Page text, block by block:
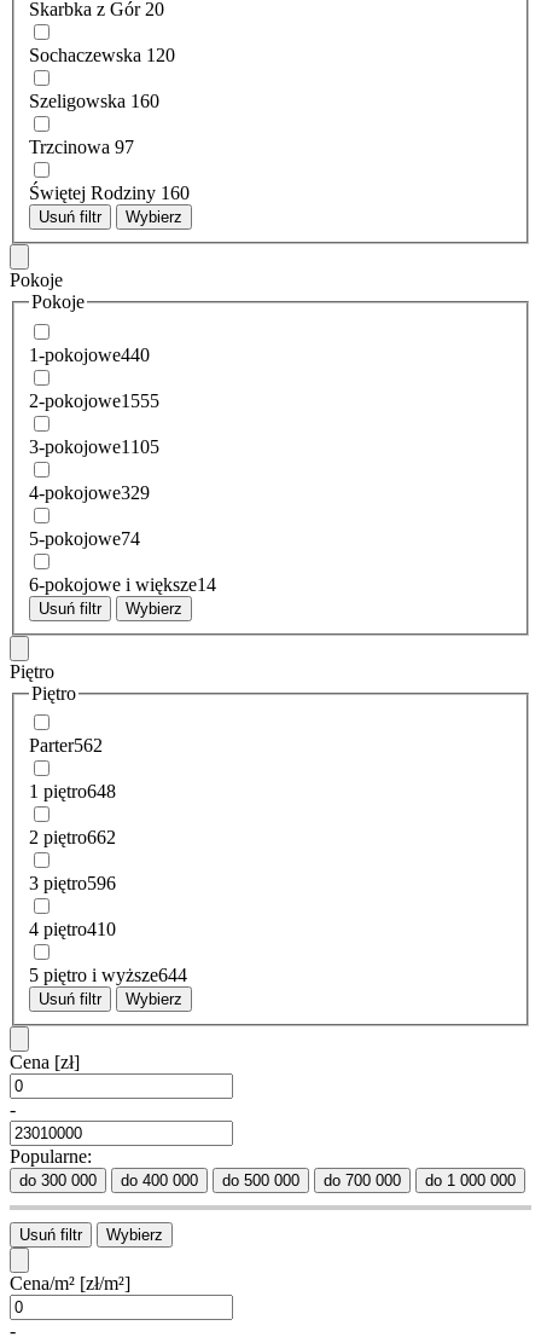
Skarbka z Gór 20
Sochaczewska 120
Szeligowska 160
Trzcinowa 97
Świętej Rodziny 160
Usuń filtr Wybierz
Pokoje
Pokoje
1-pokojowe440
2-pokojowe1555
3-pokojowe1105
4-pokojowe329
5-pokojowe74
6-pokojowe i większe14
Usuń filtr Wybierz
Piętro
Piętro
Parter562
1 piętro648
2 piętro662
3 piętro596
4 piętro410
5 piętro i wyższe644
Usuń filtr Wybierz
Cena [zł]
-
Popularne:
do 300 000 do 400 000 do 500 000 do 700 000 do 1 000 000
Usuń filtr Wybierz
Cena/m² [zł/m²]
-